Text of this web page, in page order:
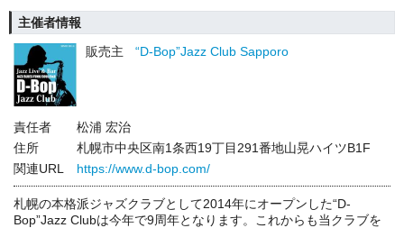
主催者情報
販売主
“D-Bop”Jazz Club Sapporo
責任者
松浦 宏治
住所
札幌市中央区南1条西19丁目291番地山晃ハイツB1F
関連URL
https://www.d-bop.com/
札幌の本格派ジャズクラブとして2014年にオープンした“D-
Bop”Jazz Clubは今年で9周年となります。これからも当クラブを